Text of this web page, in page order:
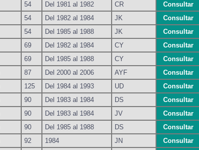
54 Del 1981 al 1982 CR
Consultar
54 Del 1982 al 1984 JK
Consultar
54 Del 1985 al 1988 JK
Consultar
69 Del 1982 al 1984 CY
Consultar
69 Del 1985 al 1988 CY
Consultar
87 Del 2000 al 2006 AYF
Consultar
125 Del 1984 al 1993 UD
Consultar
90 Del 1983 al 1984 DS
Consultar
90 Del 1983 al 1984 JV
Consultar
90 Del 1985 al 1988 DS
Consultar
92 1984 JN
Consultar